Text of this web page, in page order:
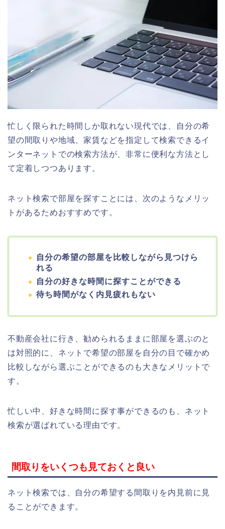
忙しく限られた時間しか取れない現代では、自分の希
望の間取りや地域、家賃などを指定して検索できるイ
ンターネットでの検索方法が、非常に便利な方法とし
て定着しつつあります。
ネット検索で部屋を探すことには、次のようなメリッ
トがあるためおすすめです。
自分の希望の部屋を比較しながら見つけら
れる
自分の好きな時間に探すことができる
待ち時間がなく内見疲れもない
不動産会社に行き、勧められるままに部屋を選ぶのと
は対照的に、ネットで希望の部屋を自分の目で確かめ
比較しながら選ぶことができるのも大きなメリットで
す。
忙しい中、好きな時間に探す事ができるのも、ネット
検索が選ばれている理由です。
間取りをいくつも見ておくと良い
ネット検索では、自分の希望する間取りを内見前に見
ることができます。